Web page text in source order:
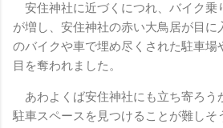
安住神社に近づくにつれ、バイク乗
が増し、安住神社の赤い大鳥居が目に
のバイクや車で埋め尽くされた駐車場
目を奪われました。
あわよくば安住神社にも立ち寄ろう
駐車スペースを見つけることが難しそ